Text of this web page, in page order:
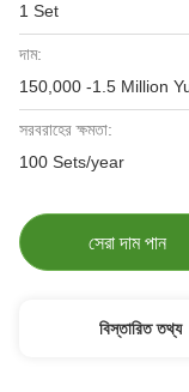
1 Set
দাম:
150,000 -1.5 Million
সরবরাহের ক্ষমতা:
100 Sets/year
সেরা দাম পান
বিস্তারিত তথ্য